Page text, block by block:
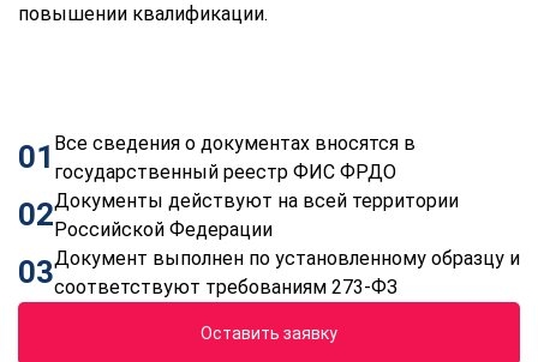
повышении квалификации.
01 Все сведения о документах вносятся в
государственный реестр ФИС ФРДО
02Документы действуют на всей территории
Российской Федерации
03Документ выполнен по установленному образцу и
соответствуют требованиям 273-ФЗ
Оставить заявку